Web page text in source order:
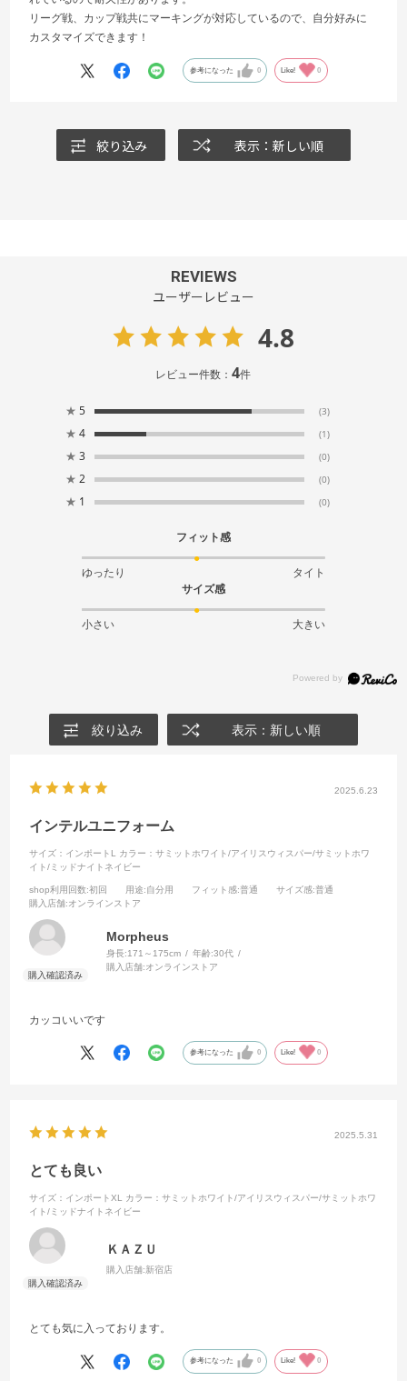
リーグ戦、カップ戦共にマーキングが対応しているので、自分好みに
カスタマイズできます！
参考になった 0 Like! 0
絞り込み 表示：新しい順
REVIEWS
ユーザーレビュー
4.8
レビュー件数：4件
★ 5 (3)
★ 4 (1)
★ 3 (0)
★ 2 (0)
★ 1 (0)
フィット感
ゆったり
タイト
サイズ感
小さい 大きい
絞り込み 表示：新しい順
2025.6.23
インテルユニフォーム
サイズ：インポートL
カラー：サミットホワイト/アイリスウィスパー/サミットホワ
イト/ミッドナイトネイビー
shop利用回数:初回 用途:自分用 フィット感:普通 サイズ感:普通
購入店舗:オンラインストア
Morpheus
身長:171～175cm 年齢:30代
購入店舗:オンラインストア
カッコいいです
参考になった 0 Like! 0
2025.5.31
とても良い
サイズ：インポートXL
カラー：サミットホワイト/アイリスウィスパー/サミットホワ
イト/ミッドナイトネイビー
ＫＡＺＵ
購入店舗:新宿店
とても気に入っております。
参考になった 0 Like! 0